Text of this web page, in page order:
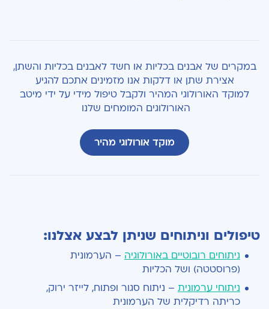
במקרים של אבנים בכליות או חשד לאבנים בכליות והשתן,
אצירת שתן או דלקות אנו מזמינים אתכם להגיע
למוקד האורולוגי המהיר ולקבל טיפול מידי על ידי מיטב
האורולוגים המומחים שלנו
מוקד אורולוגי מהיר
טיפולים וניתוחים שניתן לבצע אצלנו:
ניתוחים רובוטיים באורולוגיה – הערמונית
(פרוסטטה) ושל הכליות
ניתוחי ערמונית – ניתוח סגור ופתוח, לייזר ירוק,
כריתה רדיקלית של הערמונית